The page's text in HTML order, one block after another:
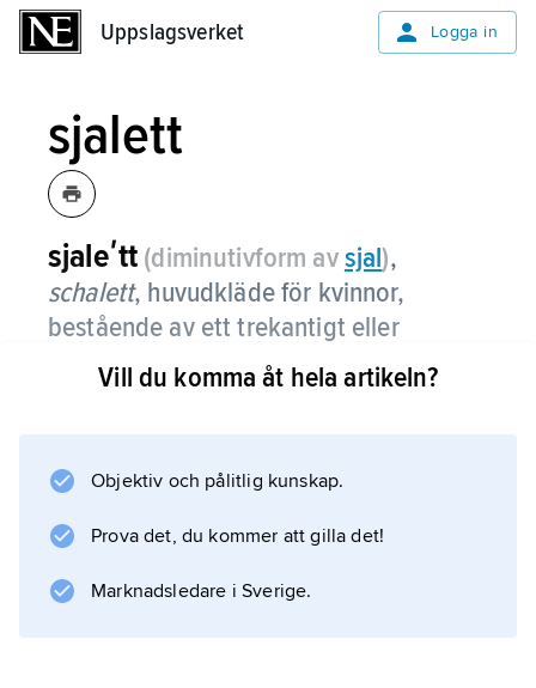
Uppslagsverket Logga in
sjalett
sjaleʹtt (diminutivform avsjal),
schalett, huvudkläde för kvinnor,
bestående av ett trekantigt eller
kvadratiskt tygstycke vikt i trekant och
knutet under hakan.
komma i bruk omkring 1800, ungefär
scarf
.
Vill du komma åt hela artikeln?
Objektiv och pålitlig kunskap.
Prova det, du kommer att gilla det!
Marknadsledare i Sverige.